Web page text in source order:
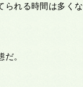
られる時間は多く
。